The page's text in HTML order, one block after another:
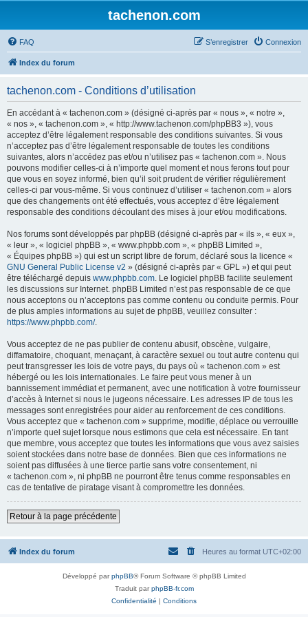
tachenon.com
FAQ Connexion
S’enregistrer
Index du forum
tachenon.com - Conditions d’utilisation
En accédant à « tachenon.com » (désigné ci-après par « nous », « notre »,
« nos », « tachenon.com », « http://www.tachenon.com/phpBB3 »), vous
acceptez d’être légalement responsable des conditions suivantes. Si vous
n’acceptez pas d’être légalement responsable de toutes les conditions
suivantes, alors n’accédez pas et/ou n’utilisez pas « tachenon.com ». Nous
pouvons modifier celles-ci à n’importe quel moment et nous ferons tout pour
que vous en soyez informé, bien qu’il soit prudent de vérifier régulièrement
celles-ci par vous-même. Si vous continuez d’utiliser « tachenon.com » alors
que des changements ont été effectués, vous acceptez d’être légalement
responsable des conditions découlant des mises à jour et/ou modifications.
Nos forums sont développés par phpBB (désigné ci-après par « ils », « eux »,
« leur », « logiciel phpBB », « www.phpbb.com », « phpBB Limited »,
« Équipes phpBB ») qui est un script libre de forum, déclaré sous la licence «
GNU General Public License v2 » (désigné ci-après par « GPL ») et qui peut
être téléchargé depuis www.phpbb.com. Le logiciel phpBB facilite seulement
les discussions sur Internet. phpBB Limited n’est pas responsable de ce que
nous acceptons ou n’acceptons pas comme contenu ou conduite permis. Pour
de plus amples informations au sujet de phpBB, veuillez consulter :
https://www.phpbb.com/.
Vous acceptez de ne pas publier de contenu abusif, obscène, vulgaire,
diffamatoire, choquant, menaçant, à caractère sexuel ou tout autre contenu qui
peut transgresser les lois de votre pays, du pays où « tachenon.com » est
hébergé ou les lois internationales. Le faire peut vous mener à un
bannissement immédiat et permanent, avec une notification à votre fournisseur
d’accès à Internet si nous le jugeons nécessaire. Les adresses IP de tous les
messages sont enregistrées pour aider au renforcement de ces conditions.
Vous acceptez que « tachenon.com » supprime, modifie, déplace ou verrouille
n’importe quel sujet lorsque nous estimons que cela est nécessaire. En tant
que membre, vous acceptez que toutes les informations que vous avez saisies
soient stockées dans notre base de données. Bien que ces informations ne
soient pas diffusées à une tierce partie sans votre consentement, ni
« tachenon.com », ni phpBB ne pourront être tenus comme responsables en
cas de tentative de piratage visant à compromettre les données.
Retour à la page précédente
Index du forum Heures au format UTC+02:00
Développé parphpBB® Forum Software © phpBB Limited
Traduit parphpBB-fr.com
Confidentialité | Conditions